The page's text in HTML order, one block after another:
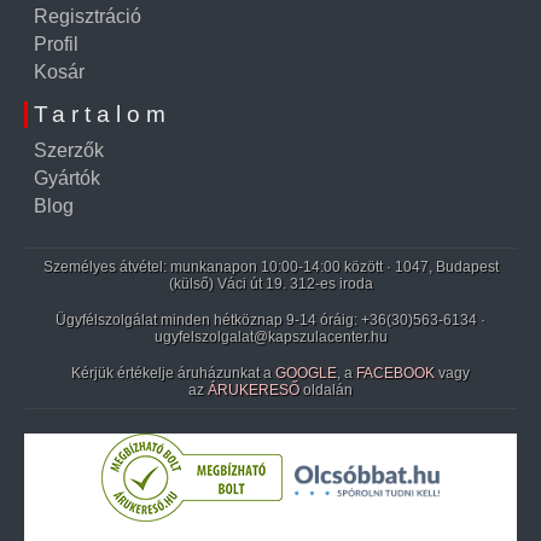
Regisztráció
Profil
Kosár
Tartalom
Szerzők
Gyártók
Blog
Személyes átvétel: munkanapon 10:00-14:00 között · 1047, Budapest
(külső) Váci út 19. 312-es iroda
Ügyfélszolgálat minden hétköznap 9-14 óráig: +36(30)563-6134 ·
ugyfelszolgalat@kapszulacenter.hu
Kérjük értékelje áruházunkat a GOOGLE, a FACEBOOK vagy
az ÁRUKERESŐ oldalán